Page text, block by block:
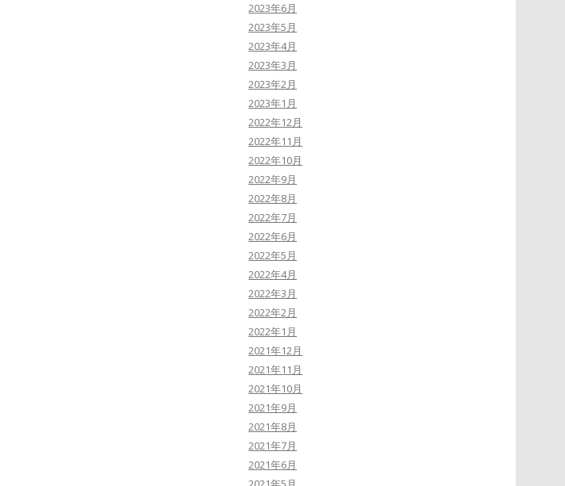
2023年6月
2023年5月
2023年4月
2023年3月
2023年2月
2023年1月
2022年12月
2022年11月
2022年10月
2022年9月
2022年8月
2022年7月
2022年6月
2022年5月
2022年4月
2022年3月
2022年2月
2022年1月
2021年12月
2021年11月
2021年10月
2021年9月
2021年8月
2021年7月
2021年6月